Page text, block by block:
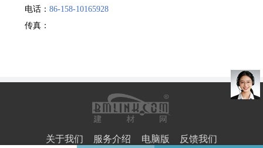
电话： 86-158-10165928
传真：
关于我们 服务介绍 电脑版 反馈我们